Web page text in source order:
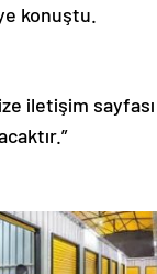
konuştu.
iletişim sayfası